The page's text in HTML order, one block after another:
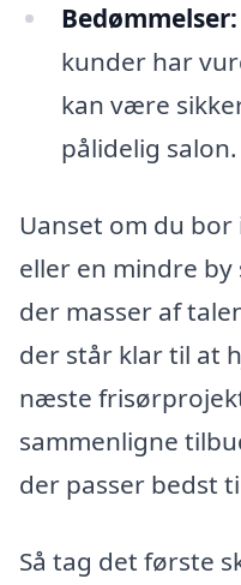
Bedømmelser:
kunder har
kan være
pålidelig salon.
Uanset om du bor
eller en mindre by
der masser af
der står klar til at
næste
sammenligne
der passer bedst
Så tag det første